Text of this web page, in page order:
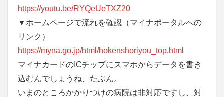
https://youtu.be/RYQeUeTXZ20
▼ホームページで流れを確認（マイナポータルへの
リンク）
https://myna.go.jp/html/hokenshoriyou_top.html
マイナカードのICチップにスマホからデータを書き
込むんでしょうね、たぶん。
いまのところかかりつけの病院は非対応ですし、対